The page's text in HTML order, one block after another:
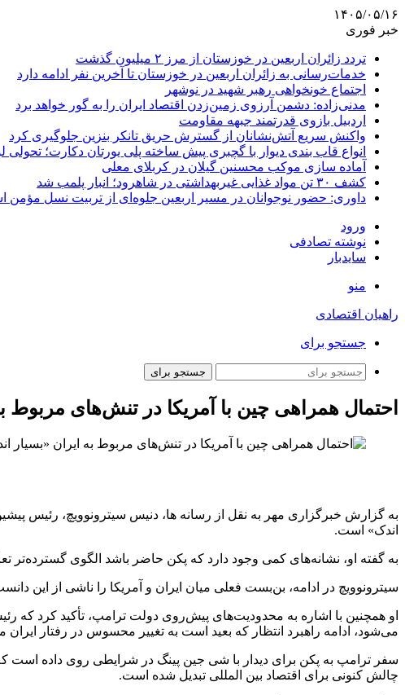
۱۴۰۵/۰۵/۱۶
خبر فوری
تردد زائران اربعین در خوزستان از مرز ۲ میلیون گذشت
خدمات‌رسانی به زائران اربعین در خوزستان تا آخرین نفر ادامه دارد
اجتماع خونخواهی رهبر شهید در نوشهر
مدنی‌زاده: دشمن آرزوی زمین‌زدن اقتصاد ایران را به گور خواهد برد
اردبیل بازوی قدرتمند جبهه مقاومت
واکنش سریع آتش‌نشانان از گسترش حریق تانکر بنزین جلوگیری کرد
انواع قاب بندی دیوار با گچبری پیش ساخته پلی یورتان دکارت؛
آماده سازی موکب محسنین گیلان در کربلای معلی
کشف ۳۰ تن مواد غذایی غیربهداشتی در شاهرود؛ انبار پلمب شد
داوری: حضور نوجوانان در مسیر اربعین جلوه‌ای از تربیت نسل مؤمن
ورود
نوشته تصادفی
سایدبار
منو
راهیان اقتصادی
جستجو برای
جستجو برای
احتمال همراهی چین با آمریکا در تنش‌های مربوط
به گزارش خبرگزاری مهر به نقل از رسانه ها، دنیس سیترونوویچ، رئیس
اندک» است.
به گفته او، نشانه‌های کمی وجود دارد که پکن حاضر باشد الگوی گسترده‌تر
سیترونوویچ در ادامه، بن‌بست فعلی میان ایران و آمریکا را ناشی از این
او همچنین با اشاره به محدودیت‌های پیش‌روی دولت ترامپ، تأکید کرد که
می‌شود، ادامه راهبرد انتظار که بعید است به تغییر محسوس در رفتار
سفر ترامپ به پکن برای دیدار با شی جین پینگ در شرایطی روی داده است
چالش کنونی برای اقتصاد بین المللی تبدیل شده است.